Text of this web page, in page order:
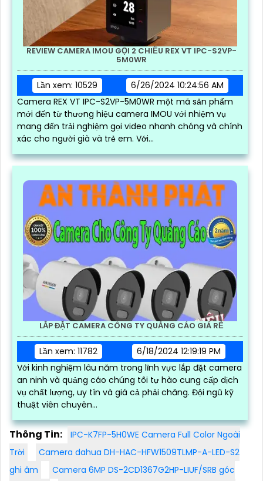
REVIEW CAMERA IMOU GỌI 2 CHIỀU REX VT IPC-S2VP-
5M0WR
Lần xem: 10529
6/26/2024 10:24:56 AM
Camera REX VT IPC-S2VP-5M0WR một mã sản phẩm
mới đến từ thương hiệu camera IMOU với nhiệm vụ
mang đến trải nghiệm gọi video nhanh chóng và chính
xác cho người già và trẻ em. Với...
LẮP ĐẶT CAMERA CÔNG TY QUẢNG CÁO GIÁ RẺ
Lần xem: 11782
6/18/2024 12:19:19 PM
Với kinh nghiệm lâu năm trong lĩnh vực lắp đặt camera
an ninh và quảng cáo chúng tôi tự hào cung cấp dịch
vụ chất lượng, uy tín và giá cả phải chăng. Đội ngũ kỹ
thuật viên chuyên...
Thông Tin:
IPC-K7FP-5H0WE Camera Full Color Ngoài
Trời
Camera dahua DH-HAC-HFW1509TLMP-A-LED-S2
ghi âm
Camera 6MP DS-2CD1367G2HP-LIUF/SRB góc